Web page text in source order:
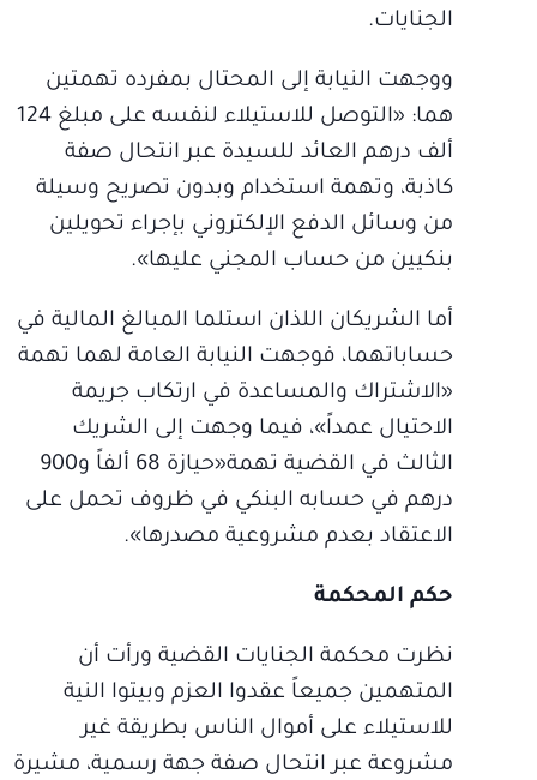
الجنايات.
ووجهت النيابة إلى المحتال بمفرده تهمتين
هما: «التوصل للاستيلاء لنفسه على مبلغ 124
ألف درهم العائد للسيدة عبر انتحال صفة
كاذبة، وتهمة استخدام وبدون تصريح وسيلة
من وسائل الدفع الإلكتروني بإجراء تحويلين
بنكيين من حساب المجني عليها».
أما الشريكان اللذان استلما المبالغ المالية في
حساباتهما، فوجهت النيابة العامة لهما تهمة
«الاشتراك والمساعدة في ارتكاب جريمة
الاحتيال عمداً»، فيما وجهت إلى الشريك
الثالث في القضية تهمة«حيازة 68 ألفاً و900
درهم في حسابه البنكي في ظروف تحمل على
الاعتقاد بعدم مشروعية مصدرها».
حكم المحكمة
نظرت محكمة الجنايات القضية ورأت أن
المتهمين جميعاً عقدوا العزم وبيتوا النية
للاستيلاء على أموال الناس بطريقة غير
مشروعة عبر انتحال صفة جهة رسمية، مشيرة